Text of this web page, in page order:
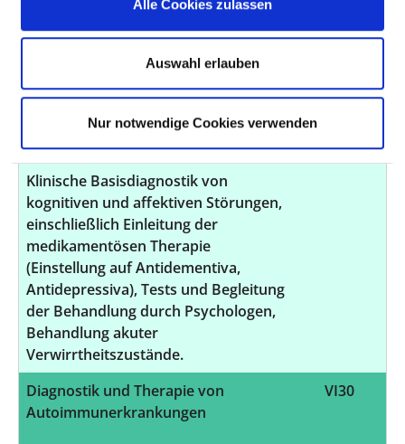
Alle Cookies zulassen
Auswahl erlauben
Nur notwendige Cookies verwenden
Erkrankungen mit den dort
genannten diagnostischen und
therapeutischen Verfahren.
Diagnostik und Therapie von
psychischen und
Klinische Basisdiagnostik von
kognitiven und affektiven Störungen,
einschließlich Einleitung der
medikamentösen Therapie
(Einstellung auf Antidementiva,
Antidepressiva), Tests und Begleitung
der Behandlung durch Psychologen,
Behandlung akuter
Verwirrtheitszustände.
VI25
Diagnostik und Therapie von
Autoimmunerkrankungen
VI30